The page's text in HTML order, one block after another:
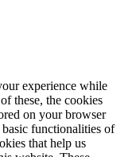
experience while
these, the cookies
on your browser
functionalities of
that help us